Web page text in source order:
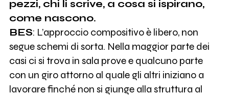
pezzi, chi li scrive, a cosa si ispirano,
come nascono.
BES: L’approccio compositivo è libero, non
segue schemi di sorta. Nella maggior parte dei
casi ci si trova in sala prove e qualcuno parte
con un giro attorno al quale gli altri iniziano a
lavorare finché non si giunge alla struttura al